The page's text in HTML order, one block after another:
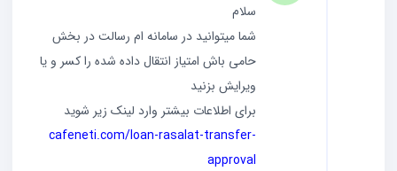
سلام
شما میتوانید در سامانه ام رسالت در بخش
حامی باش امتیاز انتقال داده شده را کسر و یا
ویرایش بزنید
برای اطلاعات بیشتر وارد لینک زیر شوید
cafeneti.com/loan-rasalat-transfer-
approval